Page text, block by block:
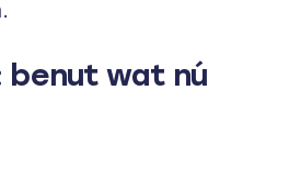
benut wat nú